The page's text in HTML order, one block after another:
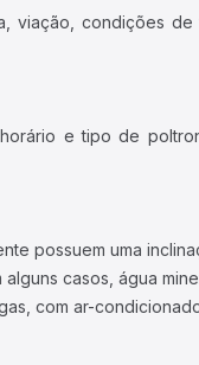
condições
e tipo de
possuem uma
casos, água
com ar-